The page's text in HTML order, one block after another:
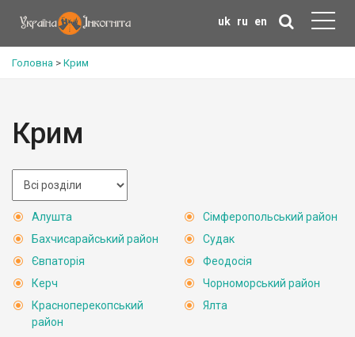
uk ru en
Головна > Крим
Крим
Алушта
Бахчисарайський район
Євпаторія
Керч
Красноперекопський
район
Сімферопольський район
Судак
Феодосія
Чорноморський район
Ялта